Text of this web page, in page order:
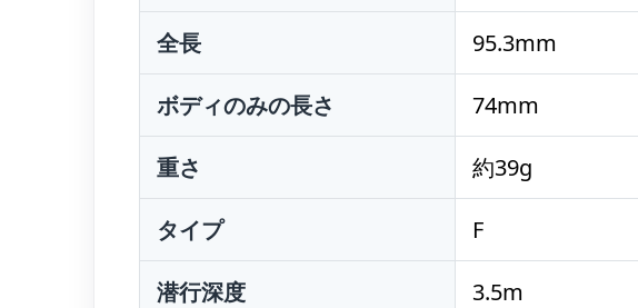
全長 95.3mm
ボディのみの長さ 74mm
重さ 約39g
タイプ F
潜行深度 3.5m